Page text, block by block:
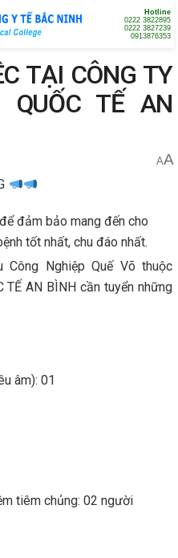
Hotline
0222 3822895
0222 3827239
0913876353
TẠI CÔNG TY
QUỐC TẾ AN
AA
đảm bảo mang đến cho
tốt nhất, chu đáo nhất.
Công Nghiệp Quế Võ thuộc
TẾ AN BÌNH cần tuyển những
âm): 01
tiêm chủng: 02 người